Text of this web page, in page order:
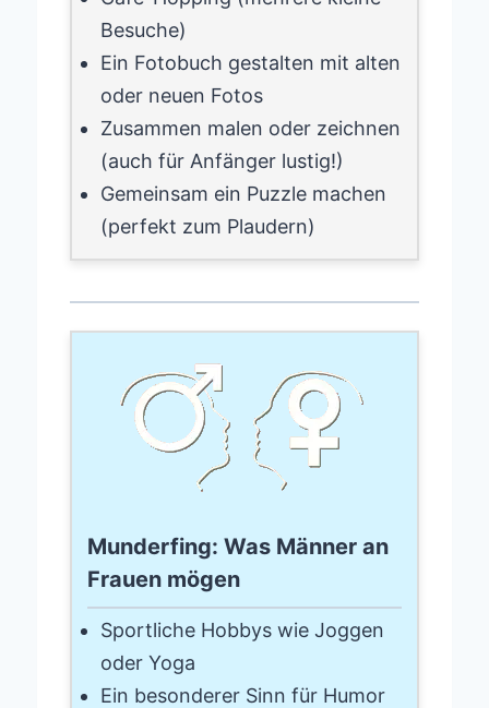
Besuche)
Ein Fotobuch gestalten mit alten
oder neuen Fotos
Zusammen malen oder zeichnen
(auch für Anfänger lustig!)
Gemeinsam ein Puzzle machen
(perfekt zum Plaudern)
Munderfing: Was Männer an
Frauen mögen
Sportliche Hobbys wie Joggen
oder Yoga
Ein besonderer Sinn für Humor